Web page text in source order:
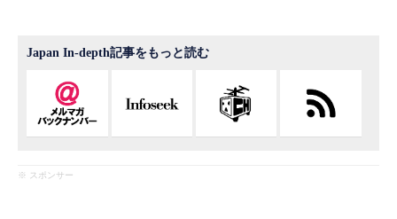
Japan In-depth記事をもっと読む
※ スポンサー